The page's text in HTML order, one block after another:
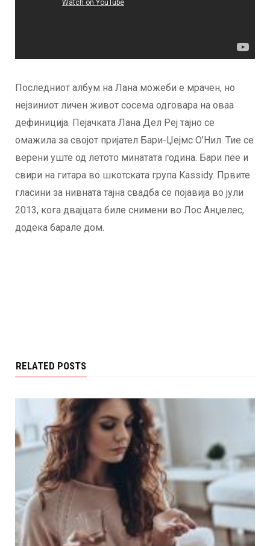
Последниот албум на Лана можеби е мрачен, но
нејзиниот личен живот сосема одговара на оваа
дефиниција. Пејачката Лана Дел Реј тајно се
омажила за својот пријател Бари-Џејмс О’Нил. Тие се
верени уште од летото минатата година. Бари пее и
свири на гитара во шкотската група Kassidy. Првите
гласини за нивната тајна свадба се појавија во јули
2013, кога двајцата биле снимени во Лос Анџелес,
додека барале дом.
RELATED POSTS